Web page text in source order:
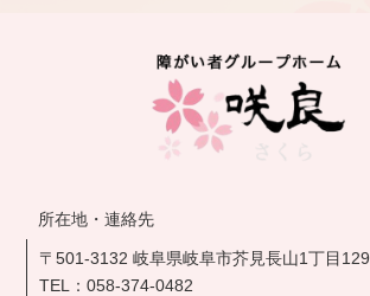
所在地・連絡先
〒501-3132 岐阜県岐阜市芥見長山1丁目129
TEL：058-374-0482